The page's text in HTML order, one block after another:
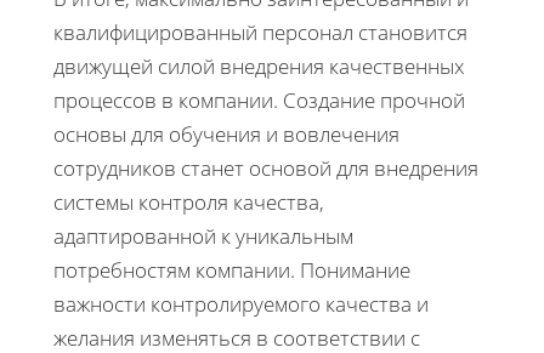
квалифицированный персонал становится
движущей силой внедрения качественных
процессов в компании. Создание прочной
основы для обучения и вовлечения
сотрудников станет основой для внедрения
системы контроля качества,
адаптированной к уникальным
потребностям компании. Понимание
важности контролируемого качества и
желания изменяться в соответствии с